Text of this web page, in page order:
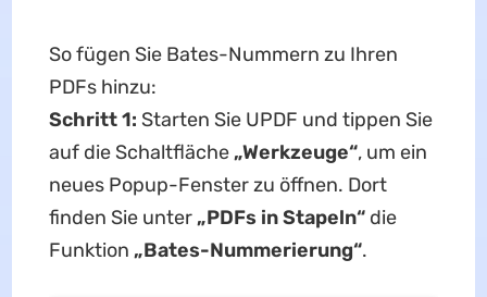
So fügen Sie Bates-Nummern zu Ihren
PDFs hinzu:
Schritt 1: Starten Sie UPDF und tippen Sie
auf die Schaltfläche „Werkzeuge“, um ein
neues Popup-Fenster zu öffnen. Dort
finden Sie unter „PDFs in Stapeln“ die
Funktion „Bates-Nummerierung“.